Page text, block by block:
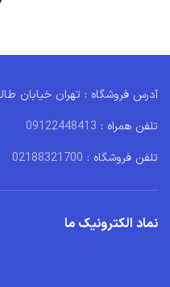
آدرس فروشگاه : تهران خیابان
تلفن همراه : 09122448413
تلفن فروشگاه : 02188321700
نماد الکترونیک ما